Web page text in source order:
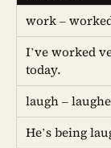
work –
I’ve worked
today.
laugh –
He’s being